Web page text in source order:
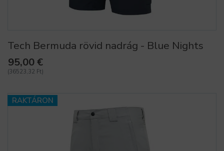
Tech Bermuda rövid nadrág - Blue Nights
95,00 €
(36523,32 Ft)
RAKTÁRON